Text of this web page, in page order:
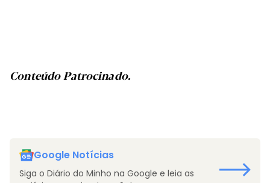
Conteúdo Patrocinado.
Google Notícias
Siga o Diário do Minho na Google e leia as